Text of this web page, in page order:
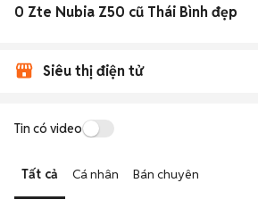
0 Zte Nubia Z50 cũ Thái Bình đẹp
Siêu thị điện tử
Tin có video
Tất cả Cá nhân Bán chuyên